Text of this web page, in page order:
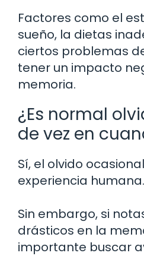
Factores como el
sueño, la dietas
ciertos problemas
tener un impacto
memoria.
¿Es normal
de vez en
Sí, el olvido
experiencia humana.
Sin embargo, si
drásticos en la
importante buscar